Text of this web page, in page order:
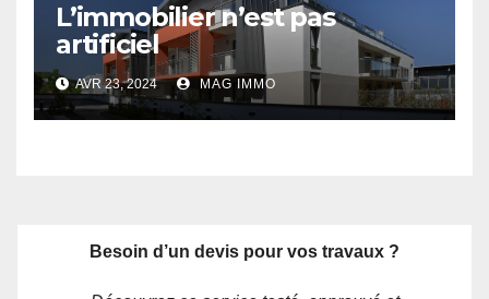
L’immobilier n’est pas
artificiel
AVR 23, 2024 MAG IMMO
Besoin d’un devis pour vos travaux ?